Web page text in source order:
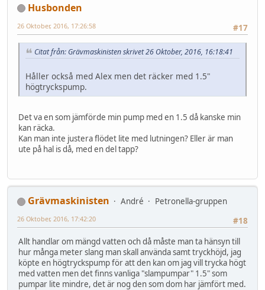
Husbonden
#17
26 Oktober, 2016, 17:26:58
Citat från: Grävmaskinisten skrivet 26 Oktober, 2016, 16:18:41
Håller också med Alex men det räcker med 1.5"
högtryckspump.
Det va en som jämförde min pump med en 1.5 då kanske min
kan räcka.
Kan man inte justera flödet lite med lutningen? Eller är man
ute på hal is då, med en del tapp?
Grävmaskinisten André
Petronella-gruppen
#18
26 Oktober, 2016, 17:42:20
Allt handlar om mängd vatten och då måste man ta hänsyn till
hur många meter slang man skall använda samt tryckhöjd, jag
köpte en högtryckspump för att den kan om jag vill trycka högt
med vatten men det finns vanliga "slampumpar" 1.5" som
pumpar lite mindre, det är nog den som dom har jämfört med.